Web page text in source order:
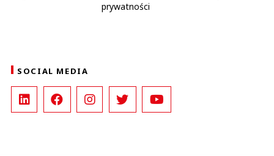
prywatności
SOCIAL MEDIA